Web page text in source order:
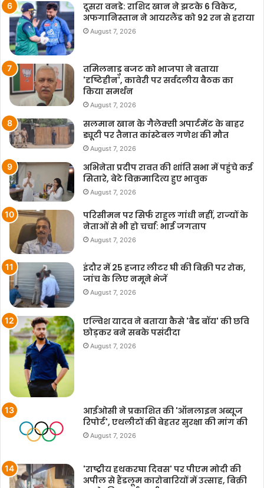
दूसरा वनडे: राशिद खान ने झटके 6 विकेट,
अफगानिस्तान ने आयरलैंड को 92 रन से हराया
August 7, 2026
तमिलनाडु बजट को भाजपा ने बताया
'दृष्टिहीन', कावेरी पर सर्वदलीय बैठक का
किया समर्थन
August 7, 2026
सलमान खान के गैलेक्सी अपार्टमेंट के बाहर
ड्यूटी पर तैनात कांस्टेबल गणेश की मौत
August 7, 2026
अभिनेता प्रदीप रावत की शांति सभा में पहुंचे कई
सितारे, बेटे विक्रमादित्य हुए भावुक
August 7, 2026
परिसीमन पर सिर्फ राहुल गांधी नहीं, राज्यों के
नेताओं से भी हो चर्चा: भाई जगताप
August 7, 2026
इंदौर में 25 हजार लीटर घी की बिक्री पर रोक,
जांच के लिए नमूने भेजें
August 7, 2026
एल्विश यादव ने बताया कैसे 'बैड बॉय' की छवि
छोड़कर बने सबके पसंदीदा
August 7, 2026
आईओसी ने प्रकाशित की 'ऑनलाइन अब्यूज
रिपोर्ट', एथलीटों की बेहतर सुरक्षा की मांग की
August 7, 2026
'राष्ट्रीय हथकरघा दिवस' पर पीएम मोदी की
अपील से हैंडलूम कारोबारियों में उत्साह, बिक्री